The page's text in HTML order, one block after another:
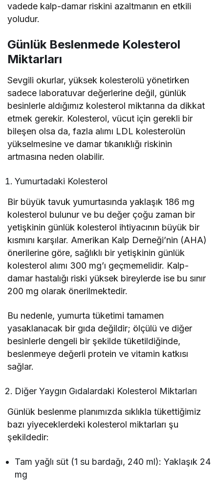
vadede kalp-damar riskini azaltmanın en etkili
yoludur.
Günlük Beslenmede Kolesterol
Miktarları
Sevgili okurlar, yüksek kolesterolü yönetirken
sadece laboratuvar değerlerine değil, günlük
besinlerle aldığımız kolesterol miktarına da dikkat
etmek gerekir. Kolesterol, vücut için gerekli bir
bileşen olsa da, fazla alımı LDL kolesterolün
yükselmesine ve damar tıkanıklığı riskinin
artmasına neden olabilir.
Yumurtadaki Kolesterol
Bir büyük tavuk yumurtasında yaklaşık 186 mg
kolesterol bulunur ve bu değer çoğu zaman bir
yetişkinin günlük kolesterol ihtiyacının büyük bir
kısmını karşılar. Amerikan Kalp Derneği’nin (AHA)
önerilerine göre, sağlıklı bir yetişkinin günlük
kolesterol alımı 300 mg’ı geçmemelidir. Kalp-
damar hastalığı riski yüksek bireylerde ise bu sınır
200 mg olarak önerilmektedir.
Bu nedenle, yumurta tüketimi tamamen
yasaklanacak bir gıda değildir; ölçülü ve diğer
besinlerle dengeli bir şekilde tüketildiğinde,
beslenmeye değerli protein ve vitamin katkısı
sağlar.
Diğer Yaygın Gıdalardaki Kolesterol Miktarları
Günlük beslenme planımızda sıklıkla tükettiğimiz
bazı yiyeceklerdeki kolesterol miktarları şu
şekildedir:
Tam yağlı süt (1 su bardağı, 240 ml): Yaklaşık 24
mg